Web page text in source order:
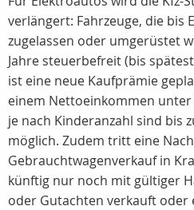
verlängert: Fahrzeuge, die bis
zugelassen oder umgerüstet
Jahre steuerbefreit (bis
ist eine neue Kaufprämie
einem Nettoeinkommen
je nach Kinderanzahl sind bis
möglich. Zudem tritt eine
Gebrauchtwagenverkauf in
künftig nur noch mit gültiger
oder Gutachten verkauft